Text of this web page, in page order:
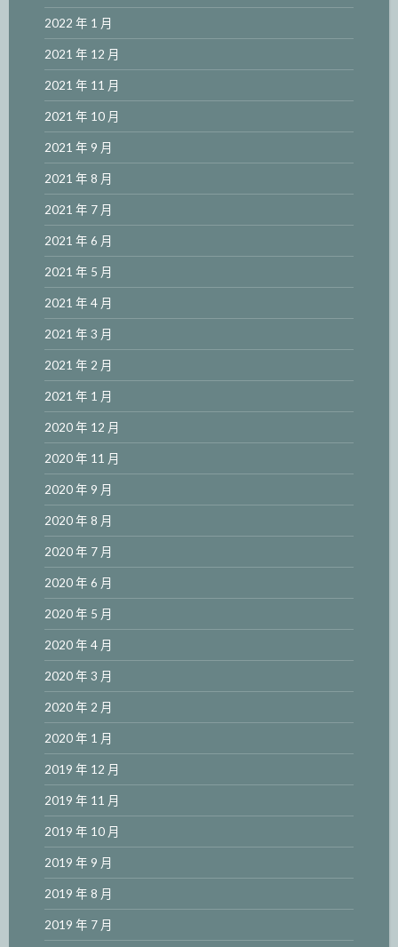
2022 年 1 月
2021 年 12 月
2021 年 11 月
2021 年 10 月
2021 年 9 月
2021 年 8 月
2021 年 7 月
2021 年 6 月
2021 年 5 月
2021 年 4 月
2021 年 3 月
2021 年 2 月
2021 年 1 月
2020 年 12 月
2020 年 11 月
2020 年 9 月
2020 年 8 月
2020 年 7 月
2020 年 6 月
2020 年 5 月
2020 年 4 月
2020 年 3 月
2020 年 2 月
2020 年 1 月
2019 年 12 月
2019 年 11 月
2019 年 10 月
2019 年 9 月
2019 年 8 月
2019 年 7 月